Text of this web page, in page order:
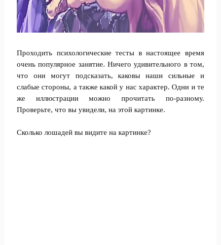
Проходить психологические тесты в настоящее время
очень популярное занятие. Ничего удивительного в том,
что они могут подсказать, каковы наши сильные и
слабые стороны, а также какой у нас характер. Одни и те
же иллюстрации можно прочитать по-разному.
Проверьте, что вы увидели, на этой картинке.
Сколько лошадей вы видите на картинке?